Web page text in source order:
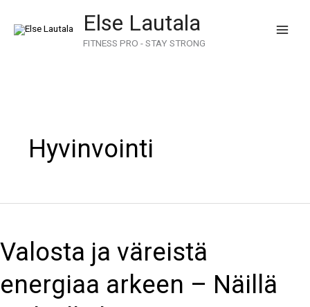
Else Lautala
FITNESS PRO - STAY STRONG
Hyvinvointi
Valosta ja väreistä
energiaa arkeen – Näillä
väreistä
energiaa
arkeen